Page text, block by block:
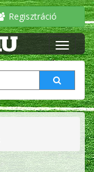
Regisztráció